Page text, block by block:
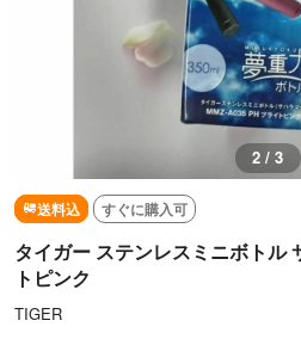
2 / 3
送料込 すぐに購入可
タイガー ステンレスミニボトル
トピンク
TIGER